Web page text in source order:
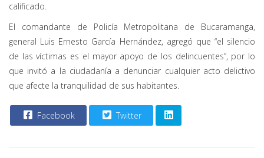
calificado.
El comandante de Policía Metropolitana de Bucaramanga,
general Luis Ernesto García Hernández, agregó que “el silencio
de las víctimas es el mayor apoyo de los delincuentes”, por lo
que invitó a la ciudadanía a denunciar cualquier acto delictivo
que afecte la tranquilidad de sus habitantes.
Facebook Twitter